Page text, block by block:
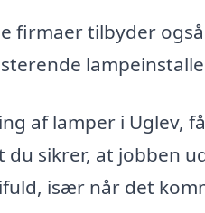
firmaer tilbyder
af lamper i Uglev,
sikrer, at jobben
især når det